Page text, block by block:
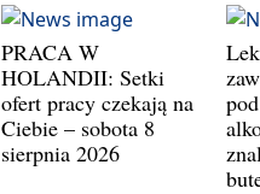
PRACA W
HOLANDII: Setki
ofert pracy czekają na
Ciebie – sobota 8
sierpnia 2026